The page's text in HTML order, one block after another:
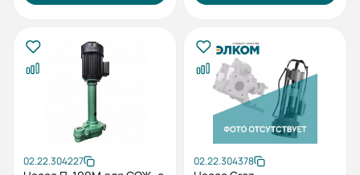
02.22.304227 02.22.304378